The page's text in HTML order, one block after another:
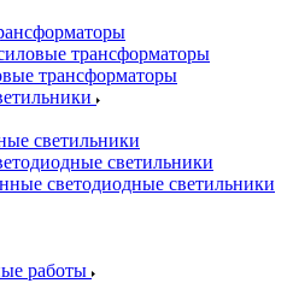
трансформаторы
трансформаторы
светильники
светильники
светодиодные светильники
работы